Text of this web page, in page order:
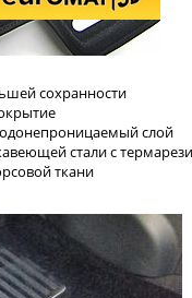
сохранности
слой
стали с
ткани